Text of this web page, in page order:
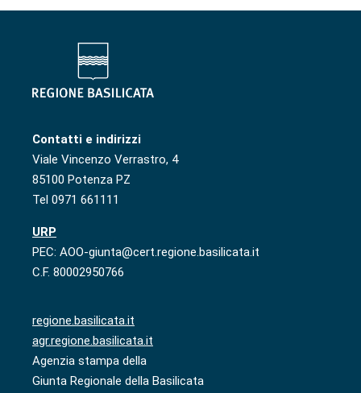
Contatti e indirizzi
Viale Vincenzo Verrastro, 4
85100 Potenza PZ
Tel 0971 661111
URP
PEC: AOO-giunta@cert.regione.basilicata.it
C.F. 80002950766
regione.basilicata.it
agr.regione.basilicata.it
Agenzia stampa della
Giunta Regionale della Basilicata